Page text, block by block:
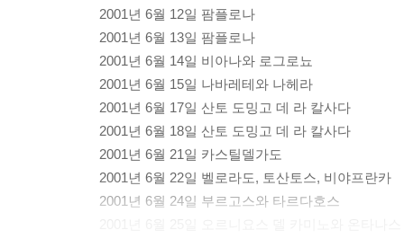
2001년 6월 12일 팜플로나
2001년 6월 13일 팜플로나
2001년 6월 14일 비아나와 로그로뇨
2001년 6월 15일 나바레테와 나헤라
2001년 6월 17일 산토 도밍고 데 라 칼사다
2001년 6월 18일 산토 도밍고 데 라 칼사다
2001년 6월 21일 카스틸델가도
2001년 6월 22일 벨로라도, 토산토스, 비야프란카
2001년 6월 24일 부르고스와 타르다호스